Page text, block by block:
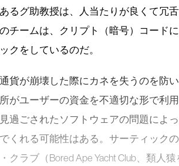
るグ助教授は、人当たりが良くて冗
チームは、クリプト（暗号）コード
クをしているのだ。
貨が崩壊した際にカネを失うのを防
がユーザーの資金を不適切な形で利
過ごされたソフトウェアの問題によ
くれる可能性はある。サーティック
ラブ（Bored Ape Yacht Club、類人